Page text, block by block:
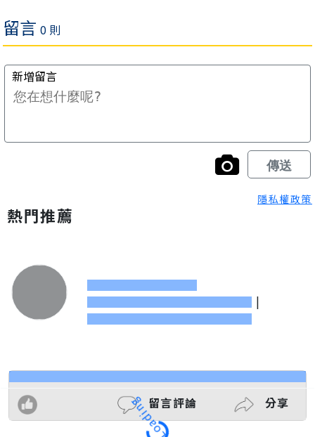
隱私權政策
熱門推薦
|
留言評論 分享